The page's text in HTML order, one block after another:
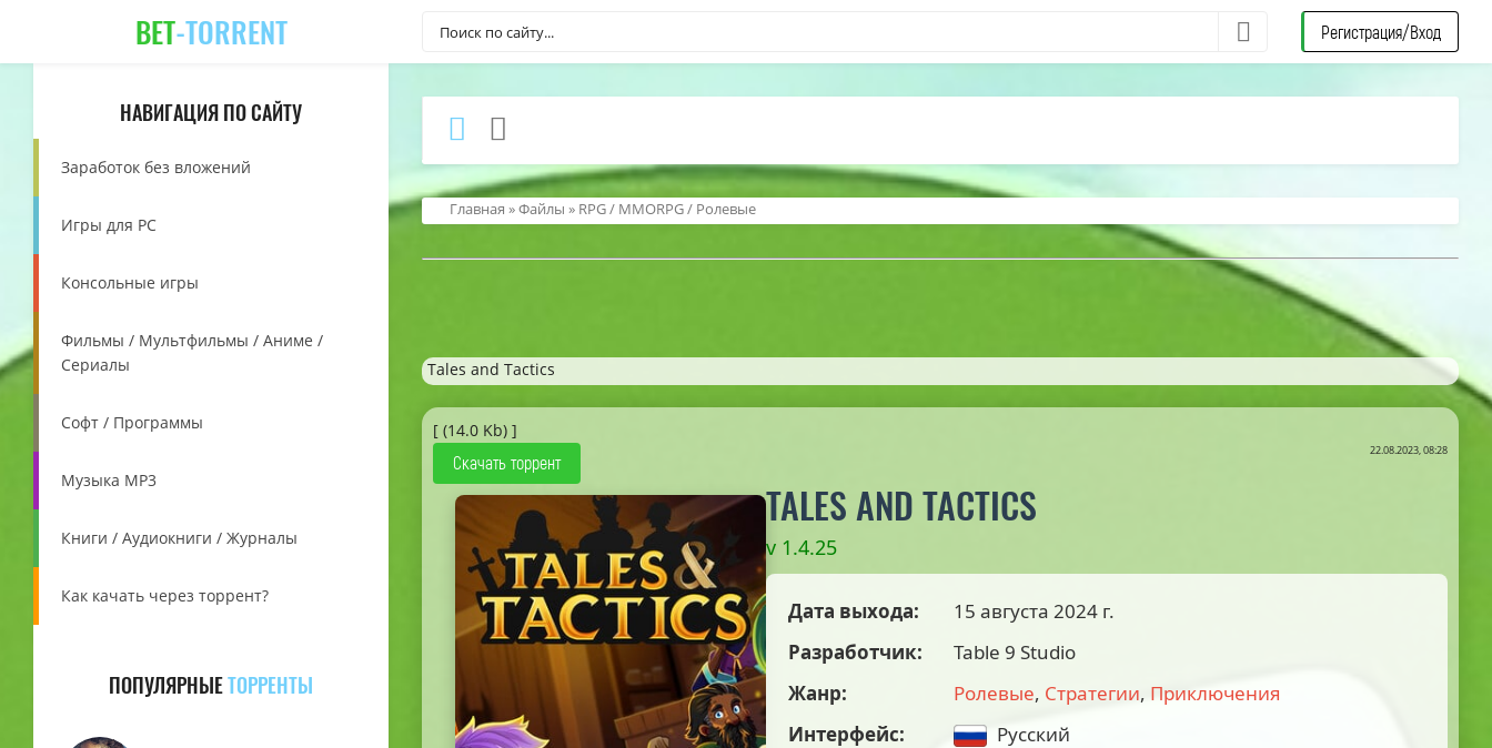
BET-TORRENT Регистрация/Вход
НАВИГАЦИЯ ПО САЙТУ
Заработок без вложений
Игры для PC
Консольные игры
Фильмы / Мультфильмы / Аниме /
Сериалы
Софт / Программы
Музыка MP3
Книги / Аудиокниги / Журналы
Как качать через торрент?
ПОПУЛЯРНЫЕТОРРЕНТЫ
Главная »Файлы » RPG / MMORPG / Ролевые
Tales and Tactics
[ (14.0 Kb) ]
Скачать торрент
22.08.2023, 08:28
TALES AND TACTICS
v 1.4.25
Дата выхода:
15 августа 2024 г.
Разработчик:
Table 9 Studio
Жанр:
Ролевые, Стратегии, Приключения
Интерфейс:
Русский